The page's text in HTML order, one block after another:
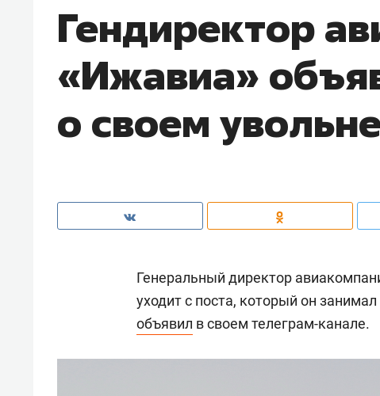
Гендиректор
«Ижавиа»
о своем
Генеральный директор
уходит с поста, который он
объявил в своем телеграм-канале.